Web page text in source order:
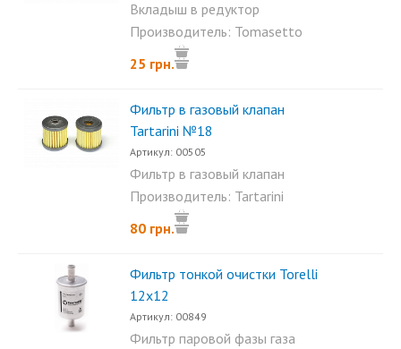
Вкладыш в редуктор
Tomasetto, Torelli. Размеры:...
Производитель: Tomasetto
25 грн.
Фильтр в газовый клапан
Tartarini №18
Артикул: 00505
Фильтр в газовый клапан
Tartarini. Коронки...
Производитель: Tartarini
80 грн.
Фильтр тонкой очистки Torelli
12х12
Артикул: 00849
Фильтр паровой фазы газа